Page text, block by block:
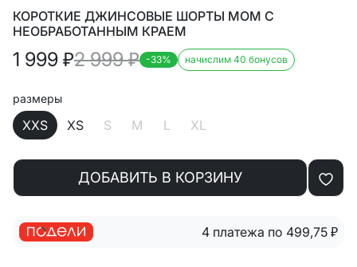
КОРОТКИЕ ДЖИНСОВЫЕ ШОРТЫ МОМ С
НЕОБРАБОТАННЫМ КРАЕМ
1 999 ₽2 999₽ -33% начислим 40 бонусов
размеры
XXS XS S M L XL
ДОБАВИТЬ В КОРЗИНУ
4 платежа по 499,75 ₽